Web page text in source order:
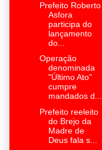
Prefeito Roberto
Asfora
participa do
lançamento
do...
Operação
denominada
"Último Ato"
cumpre
mandados d...
Prefeito reeleito
do Brejo da
Madre de
Deus fala s...